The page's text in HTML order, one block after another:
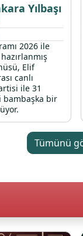
Yılbaşı
2026 ile
Elif
canlı
ile 31
bambaşka bir
Tümünü